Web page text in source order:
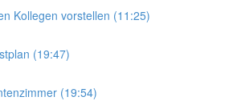
Kollegen vorstellen (11:25)
(19:47)
(19:54)